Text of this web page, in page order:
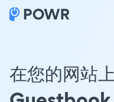
在您的网站